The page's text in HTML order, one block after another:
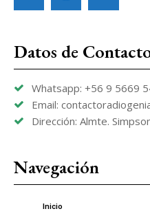
Datos de
Whatsapp: +56 9 5669
Email:
Dirección: Almte.
Navegación
Inicio